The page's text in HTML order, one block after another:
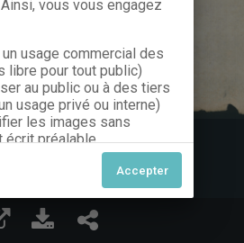
vous vous engagez
usage commercial des
libre pour tout public)
au public ou à des tiers
usage privé ou interne)
les images sans
écrit préalable
nous vous invitons
afin de solliciter le type
parmi celles
cas échéant, acquitter